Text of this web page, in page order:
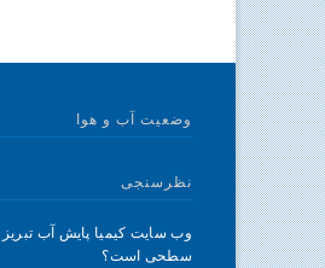
وضعیت آب و هوا
نظرسنجی
وب سایت کیمیا پایش آب
سطحی است؟